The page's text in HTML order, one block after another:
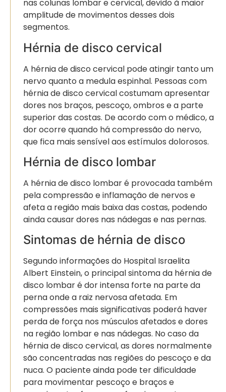
nas colunas lombar e cervical, devido à maior
amplitude de movimentos desses dois
segmentos.
Hérnia de disco cervical
A hérnia de disco cervical pode atingir tanto um
nervo quanto a medula espinhal. Pessoas com
hérnia de disco cervical costumam apresentar
dores nos braços, pescoço, ombros e a parte
superior das costas. De acordo com o médico, a
dor ocorre quando há compressão do nervo,
que fica mais sensível aos estímulos dolorosos.
Hérnia de disco lombar
A hérnia de disco lombar é provocada também
pela compressão e inflamação de nervos e
afeta a região mais baixa das costas, podendo
ainda causar dores nas nádegas e nas pernas.
Sintomas de hérnia de disco
Segundo informações do Hospital Israelita
Albert Einstein, o principal sintoma da hérnia de
disco lombar é dor intensa forte na parte da
perna onde a raiz nervosa afetada. Em
compressões mais significativas poderá haver
perda de força nos músculos afetados e dores
na região lombar e nas nádegas. No caso da
hérnia de disco cervical, as dores normalmente
são concentradas nas regiões do pescoço e da
nuca. O paciente ainda pode ter dificuldade
para movimentar pescoço e braços e